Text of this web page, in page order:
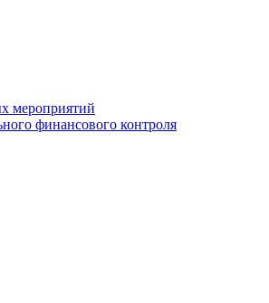
мероприятий
финансового контроля